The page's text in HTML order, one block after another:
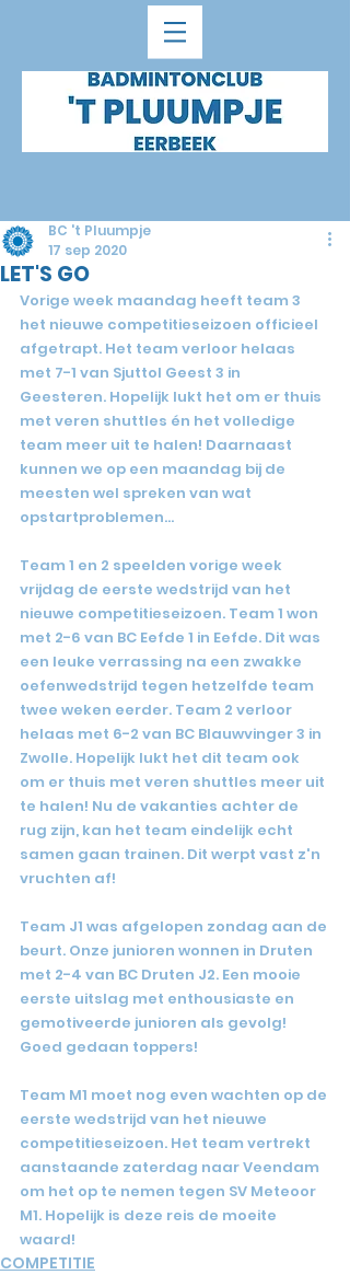
LET'S GO
BC 't Pluumpje
17 sep 2020
Vorige week maandag heeft team 3
het nieuwe competitieseizoen officieel
afgetrapt. Het team verloor helaas
met 7-1 van Sjuttol Geest 3 in
Geesteren. Hopelijk lukt het om er thuis
met veren shuttles én het volledige
team meer uit te halen! Daarnaast
kunnen we op een maandag bij de
meesten wel spreken van wat
opstartproblemen...
Team 1 en 2 speelden vorige week
vrijdag de eerste wedstrijd van het
nieuwe competitieseizoen. Team 1 won
met 2-6 van BC Eefde 1 in Eefde. Dit was
een leuke verrassing na een zwakke
oefenwedstrijd tegen hetzelfde team
twee weken eerder. Team 2 verloor
helaas met 6-2 van BC Blauwvinger 3 in
Zwolle. Hopelijk lukt het dit team ook
om er thuis met veren shuttles meer uit
te halen! Nu de vakanties achter de
rug zijn, kan het team eindelijk echt
samen gaan trainen. Dit werpt vast z'n
vruchten af!
Team J1 was afgelopen zondag aan de
beurt. Onze junioren wonnen in Druten
met 2-4 van BC Druten J2. Een mooie
eerste uitslag met enthousiaste en
gemotiveerde junioren als gevolg!
Goed gedaan toppers!
Team M1 moet nog even wachten op de
eerste wedstrijd van het nieuwe
competitieseizoen. Het team vertrekt
aanstaande zaterdag naar Veendam
om het op te nemen tegen SV Meteoor
M1. Hopelijk is deze reis de moeite
waard!
COMPETITIE